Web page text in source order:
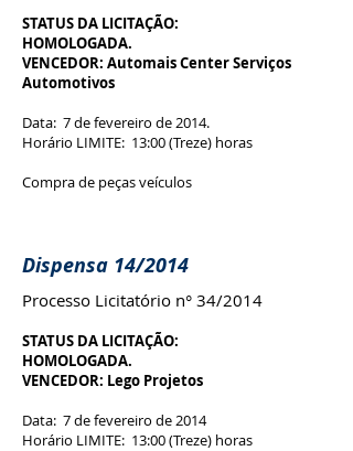
STATUS DA LICITAÇÃO:
HOMOLOGADA.
VENCEDOR: Automais Center Serviços
Automotivos
Data: 7 de fevereiro de 2014.
Horário LIMITE: 13:00 (Treze) horas
Compra de peças veículos
Dispensa 14/2014
Processo Licitatório n° 34/2014
STATUS DA LICITAÇÃO:
HOMOLOGADA.
VENCEDOR: Lego Projetos
Data: 7 de fevereiro de 2014
Horário LIMITE: 13:00 (Treze) horas